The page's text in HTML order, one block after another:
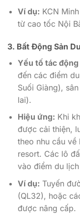
Ví dụ: KCN
từ cao tốc Nội
3. Bất Động Sản
Yếu tố tác động
đến các điểm
Suối Giàng),
lai).
Hiệu ứng: Khi
được cải thiện,
theo nhu cầu về
resort. Các lô
vào điểm du
Ví dụ: Tuyến
(QL32), hoặc
được nâng cấp.